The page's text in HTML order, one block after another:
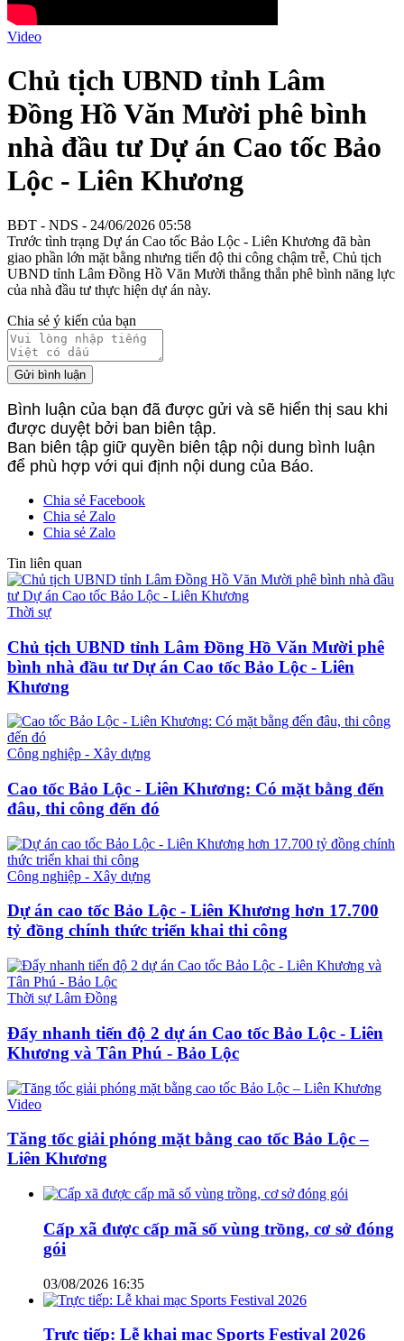
Video
Chủ tịch UBND tỉnh Lâm
Đồng Hồ Văn Mười phê bình
nhà đầu tư Dự án Cao tốc Bảo
Lộc - Liên Khương
BĐT - NDS - 24/06/2026 05:58
Trước tình trạng Dự án Cao tốc Bảo Lộc - Liên Khương đã bàn
giao phần lớn mặt bằng nhưng tiến độ thi công chậm trễ, Chủ tịch
UBND tỉnh Lâm Đồng Hồ Văn Mười thẳng thắn phê bình năng lực
của nhà đầu tư thực hiện dự án này.
Chia sẻ ý kiến của bạn
Gửi bình luận
Bình luận của bạn đã được gửi và sẽ hiển thị sau khi
được duyệt bởi ban biên tập.
Ban biên tập giữ quyền biên tập nội dung bình luận
để phù hợp với qui định nội dung của Báo.
Chia sẻ Facebook
Chia sẻ Zalo
Chia sẻ Zalo
Tin liên quan
Thời sự
Chủ tịch UBND tỉnh Lâm Đồng Hồ Văn Mười phê
bình nhà đầu tư Dự án Cao tốc Bảo Lộc - Liên
Khương
Công nghiệp - Xây dựng
Cao tốc Bảo Lộc - Liên Khương: Có mặt bằng đến
đâu, thi công đến đó
Công nghiệp - Xây dựng
Dự án cao tốc Bảo Lộc - Liên Khương hơn 17.700
tỷ đồng chính thức triển khai thi công
Thời sự Lâm Đồng
Đẩy nhanh tiến độ 2 dự án Cao tốc Bảo Lộc - Liên
Khương và Tân Phú - Bảo Lộc
Video
Tăng tốc giải phóng mặt bằng cao tốc Bảo Lộc –
Liên Khương
Cấp xã được cấp mã số vùng trồng, cơ sở đóng
gói
03/08/2026 16:35
Trực tiếp: Lễ khai mạc Sports Festival 2026